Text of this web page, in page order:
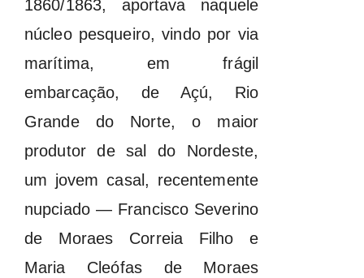
1860/1863, aportava naquele
núcleo pesqueiro, vindo por via
marítima, em frágil
embarcação, de Açú, Rio
Grande do Norte, o maior
produtor de sal do Nordeste,
um jovem casal, recentemente
nupciado — Francisco Severino
de Moraes Correia Filho e
Maria Cleófas de Moraes